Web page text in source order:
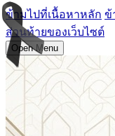
ข้ามไปที่เนื้อหาหลัก ข้
ส่วนท้ายของเว็บไซต์
Open Menu